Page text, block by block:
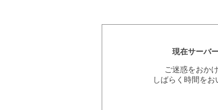
現在サーバ
ご迷惑をおか
しばらく時間を